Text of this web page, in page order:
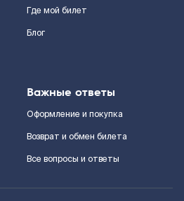
Где мой билет
Блог
Важные ответы
Оформление и покупка
Возврат и обмен билета
Все вопросы и ответы